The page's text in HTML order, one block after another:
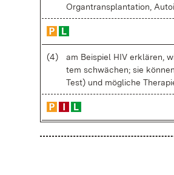
Or­gan­trans­plan­ta­ti­on,
(4)
am Bei­spiel HIV er­klä­ren,
tem schwä­chen; sie
Test) und mög­li­che